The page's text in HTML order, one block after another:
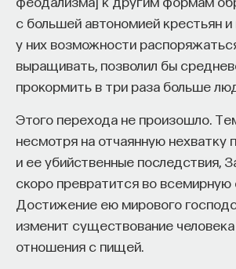
с большей автономией крестьян
у них возможности
выращивать, позволил бы
прокормить в три раза больше
Этого перехода не произошло.
несмотря на отчаянную нехватку
и ее убийственные последствия,
скоро превратится во всемирную
Достижение ею мирового
изменит существование человека
отношения с пищей.
поддержку была «инфляционной».
для использования всех
возможностей, восприняла
одной такой возможности. Не
ни одной возможности
и диверсификации, университет
которые были ему не по силам
случае, не по силам в то время).
к неразумному использованию
возможно, способствовало